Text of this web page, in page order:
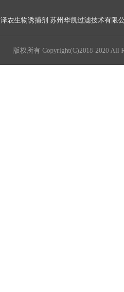
泽农生物诱捕剂 苏州华凯过滤技术有限
版权所有 Copyright(C)2018-2020